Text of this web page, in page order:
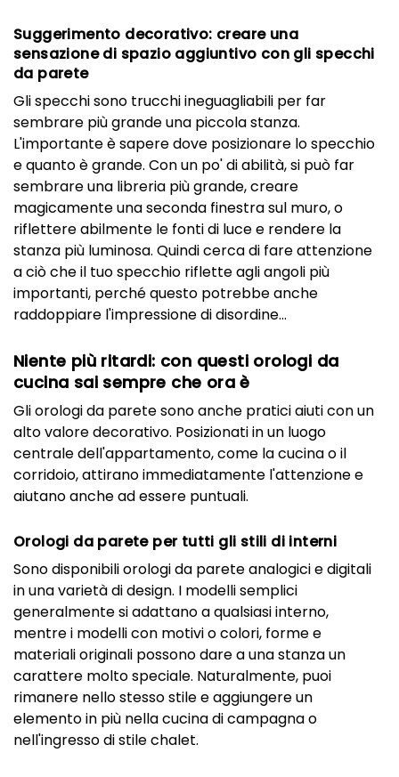
Suggerimento decorativo: creare una
sensazione di spazio aggiuntivo con gli specchi
da parete
Gli specchi sono trucchi ineguagliabili per far
sembrare più grande una piccola stanza.
L'importante è sapere dove posizionare lo specchio
e quanto è grande. Con un po' di abilità, si può far
sembrare una libreria più grande, creare
magicamente una seconda finestra sul muro, o
riflettere abilmente le fonti di luce e rendere la
stanza più luminosa. Quindi cerca di fare attenzione
a ciò che il tuo specchio riflette agli angoli più
importanti, perché questo potrebbe anche
raddoppiare l'impressione di disordine...
Niente più ritardi: con questi orologi da
cucina sai sempre che ora è
Gli orologi da parete sono anche pratici aiuti con un
alto valore decorativo. Posizionati in un luogo
centrale dell'appartamento, come la cucina o il
corridoio, attirano immediatamente l'attenzione e
aiutano anche ad essere puntuali.
Orologi da parete per tutti gli stili di interni
Sono disponibili orologi da parete analogici e digitali
in una varietà di design. I modelli semplici
generalmente si adattano a qualsiasi interno,
mentre i modelli con motivi o colori, forme e
materiali originali possono dare a una stanza un
carattere molto speciale. Naturalmente, puoi
rimanere nello stesso stile e aggiungere un
elemento in più nella cucina di campagna o
nell'ingresso di stile chalet.